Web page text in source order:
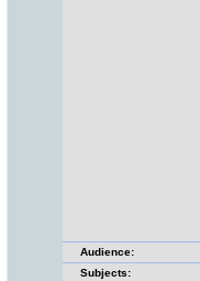
Audience:
Subjects: